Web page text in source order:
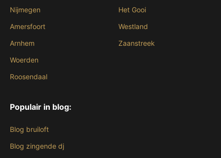
Nijmegen
Amersfoort
Arnhem
Woerden
Roosendaal
Het Gooi
Westland
Zaanstreek
Populair in blog:
Blog bruiloft
Blog zingende dj